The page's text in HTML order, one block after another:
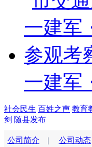
一建军
社会民生 百姓之声 教育
剑 随县发布
公司简介 | 公司动态